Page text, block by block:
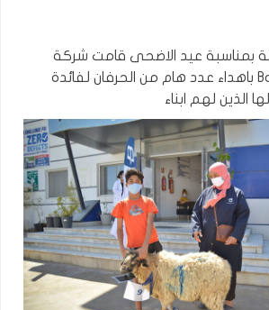
بمناسبة عيد الاضحى قامت شركة
Bontaz Tunisie باهداء عدد هام من الحرفان لفائدة
الذين لهم ابناء